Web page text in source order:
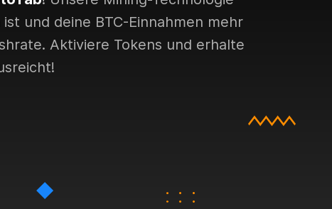
und deine BTC-Einnahmen mehr
Aktiviere Tokens und erhalte